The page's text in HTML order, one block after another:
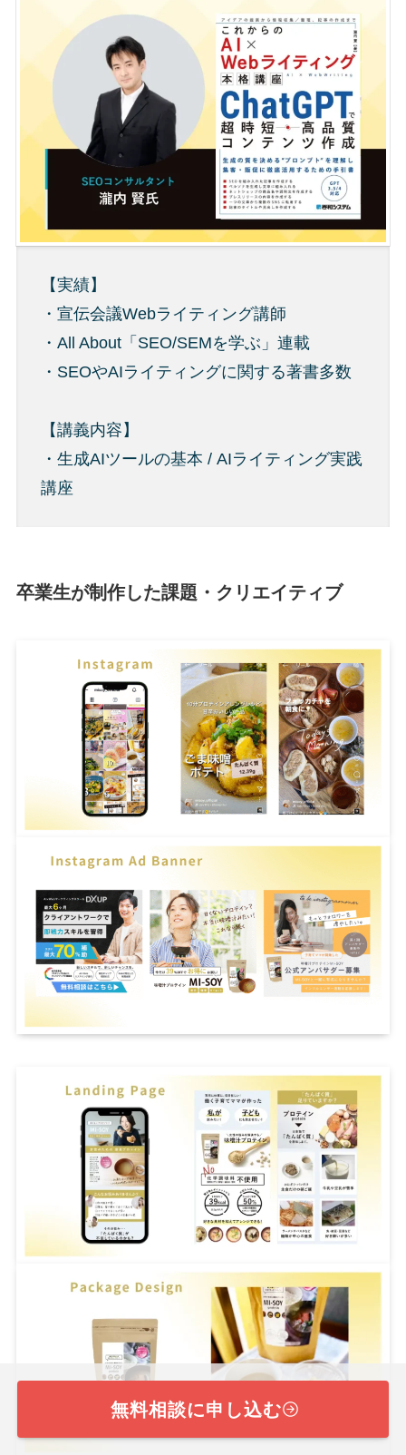
【実績】
・宣伝会議Webライティング講師
・All About「SEO/SEMを学ぶ」 連載
・SEOやAIライティングに関する著書多数
【講義内容】
・生成AIツールの基本 / AIライティング実践
講座
卒業生が制作した課題・クリエイティブ
無料相談に申し込む